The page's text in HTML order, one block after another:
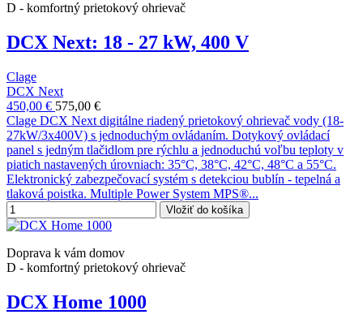
D - komfortný prietokový ohrievač
DCX Next: 18 - 27 kW, 400 V
Clage
DCX Next
450,00 € 575,00 €
Clage DCX Next digitálne riadený prietokový ohrievač vody (18-
27kW/3x400V) s jednoduchým ovládaním. Dotykový ovládací
panel s jedným tlačidlom pre rýchlu a jednoduchú voľbu teploty v
piatich nastavených úrovniach: 35°C, 38°C, 42°C, 48°C a 55°C.
Elektronický zabezpečovací systém s detekciou bublín - tepelná a
tlaková poistka. Multiple Power System MPS®...
Vložiť do košíka
Doprava k vám domov
D - komfortný prietokový ohrievač
DCX Home 1000